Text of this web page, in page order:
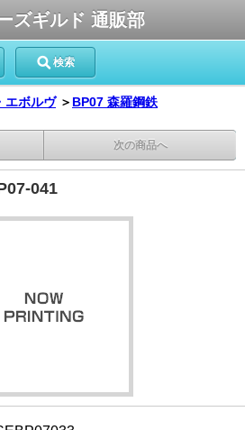
ズギルド 通販部
検索
エボルヴ ＞ BP07 森羅鋼鉄
次の商品へ
041